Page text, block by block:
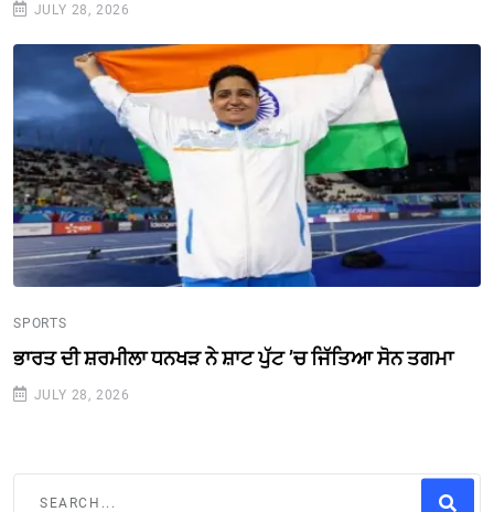
JULY 28, 2026
SPORTS
ਭਾਰਤ ਦੀ ਸ਼ਰਮੀਲਾ ਧਨਖੜ ਨੇ ਸ਼ਾਟ ਪੁੱਟ ’ਚ ਜਿੱਤਿਆ ਸੋਨ ਤਗਮਾ
JULY 28, 2026